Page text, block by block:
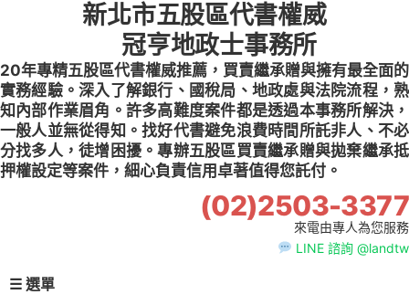
新北市五股區代書權威
冠亨地政士事務所
20年專精五股區代書權威推薦，買賣繼承贈與擁有最全面的
實務經驗。深入了解銀行、國稅局、地政處與法院流程，熟
知內部作業眉角。許多高難度案件都是透過本事務所解決，
一般人並無從得知。找好代書避免浪費時間所託非人、不必
分找多人，徒增困擾。專辦五股區買賣繼承贈與拋棄繼承抵
押權設定等案件，細心負責信用卓著值得您託付。
(02)2503-3377
來電由專人為您服務
LINE 諮詢 @landtw
☰ 選單